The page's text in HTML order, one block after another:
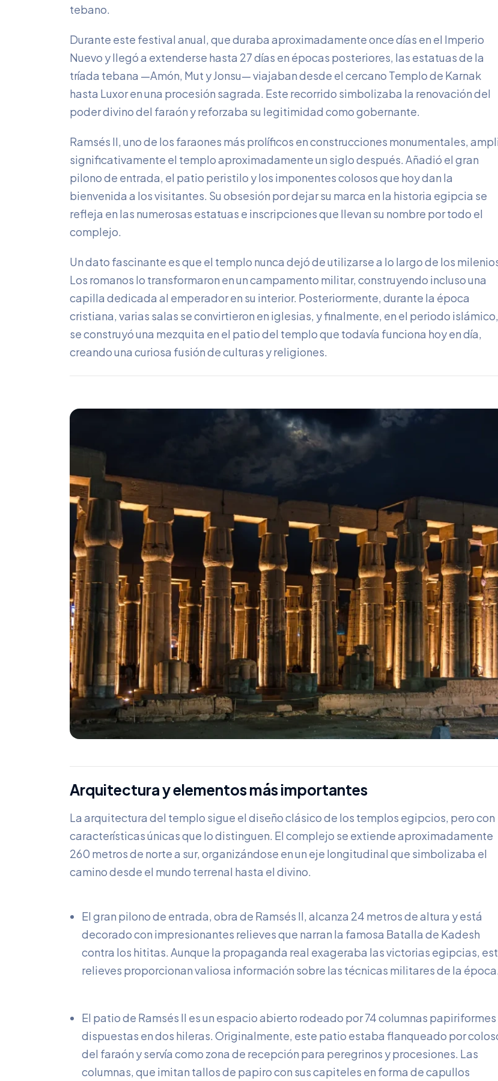
tebano.
Durante este festival anual, que duraba aproximadamente once días en el Imperio
Nuevo y llegó a extenderse hasta 27 días en épocas posteriores, las estatuas de la
tríada tebana —Amón, Mut y Jonsu— viajaban desde el cercano Templo de Karnak
hasta Luxor en una procesión sagrada. Este recorrido simbolizaba la renovación del
poder divino del faraón y reforzaba su legitimidad como gobernante.
Ramsés II, uno de los faraones más prolíficos en construcciones monumentales,
significativamente el templo aproximadamente un siglo después. Añadió el gran
pilono de entrada, el patio peristilo y los imponentes colosos que hoy dan la
bienvenida a los visitantes. Su obsesión por dejar su marca en la historia egipcia se
refleja en las numerosas estatuas e inscripciones que llevan su nombre por todo el
complejo.
Un dato fascinante es que el templo nunca dejó de utilizarse a lo largo de los
Los romanos lo transformaron en un campamento militar, construyendo incluso una
capilla dedicada al emperador en su interior. Posteriormente, durante la época
cristiana, varias salas se convirtieron en iglesias, y finalmente, en el periodo islámico,
se construyó una mezquita en el patio del templo que todavía funciona hoy en día,
creando una curiosa fusión de culturas y religiones.
Arquitectura y elementos más importantes
La arquitectura del templo sigue el diseño clásico de los templos egipcios, pero con
características únicas que lo distinguen. El complejo se extiende aproximadamente
260 metros de norte a sur, organizándose en un eje longitudinal que simbolizaba el
camino desde el mundo terrenal hasta el divino.
El gran pilono de entrada, obra de Ramsés II, alcanza 24 metros de altura y está
decorado con impresionantes relieves que narran la famosa Batalla de Kadesh
contra los hititas. Aunque la propaganda real exageraba las victorias egipcias,
relieves proporcionan valiosa información sobre las técnicas militares de la época.
El patio de Ramsés II es un espacio abierto rodeado por 74 columnas papiriformes
dispuestas en dos hileras. Originalmente, este patio estaba flanqueado por
del faraón y servía como zona de recepción para peregrinos y procesiones. Las
columnas, que imitan tallos de papiro con sus capiteles en forma de capullos